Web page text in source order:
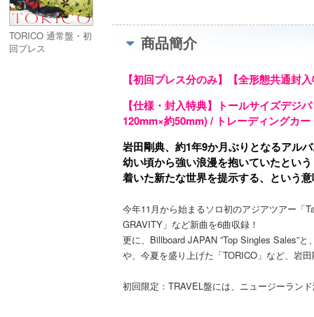
TORICO 通常盤・初
回プレス
商品簡介
【初回プレス分のみ】【全形態共通封
【仕様・封入特典】トールサイズデ
120mm×約50mm) / トレーディングカ
岩田剛典、約1年9か月ぶりとなるアル
幼い頃から強い浪漫を抱いていたとい
着いた新たな世界を提示する、という
今年11月から始まるソロ初のアジアツアー「
GRAVITY」など新曲を6曲収録！
更に、Billboard JAPAN ”Top Singles Sales”
や、今夏を盛り上げた「TORICO」など、岩
初回限定：TRAVEL盤には、ニュージーラン